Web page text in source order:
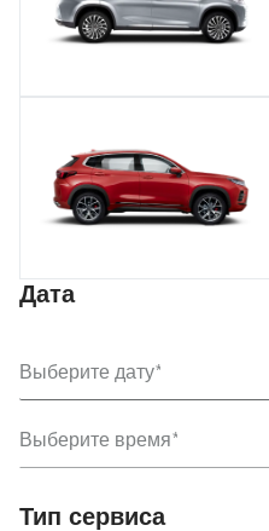
Дата
Выберите дату
Выберите время
Выберите
Тип сервиса